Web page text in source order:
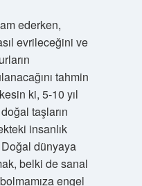
ederken,
evrileceğini ve
tahmin
ki, 5-10 yıl
taşların
insanlık
dünyaya
belki de sanal
engel